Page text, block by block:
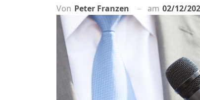
Von Peter Franzen am 02/12/